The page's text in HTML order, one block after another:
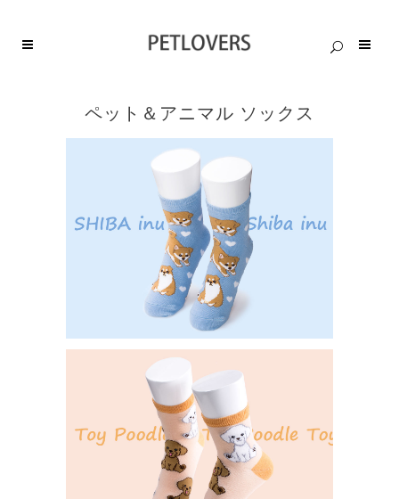
ペット＆アニマル ソックス